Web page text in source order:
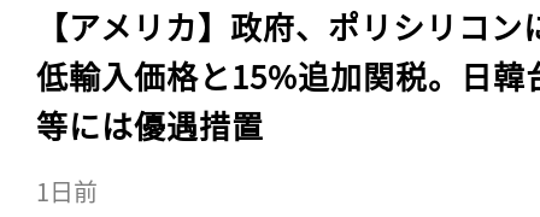
【アメリカ】政府、ポリシリコン
低輸入価格と15%追加関税。日韓
等には優遇措置
1日前